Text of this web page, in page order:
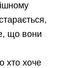
що вони
хто хоче